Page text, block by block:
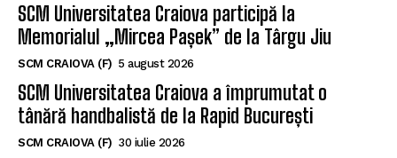
SCM Universitatea Craiova participă la
Memorialul „Mircea Pașek” de la Târgu Jiu
SCM CRAIOVA (F) 5 august 2026
SCM Universitatea Craiova a împrumutat o
tânără handbalistă de la Rapid București
SCM CRAIOVA (F) 30 iulie 2026